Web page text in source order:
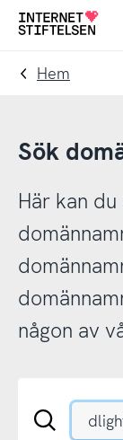
Till
navigering
Till
innehåll
Till
Hem
Sök
Här kan
någon av
Sök